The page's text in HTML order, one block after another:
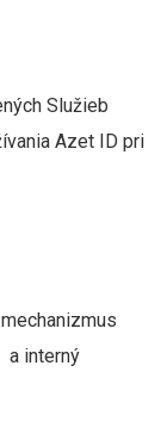
Služieb
Azet ID pri
a interný